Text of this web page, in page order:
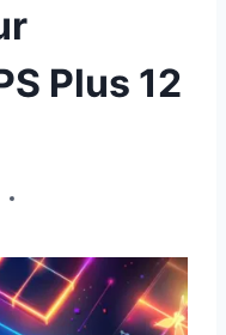
Plus 12